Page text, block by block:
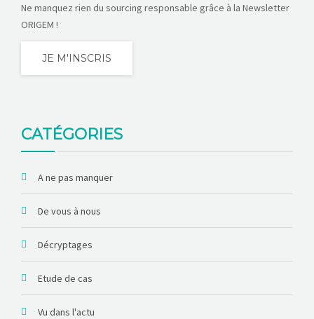
Ne manquez rien du sourcing responsable grâce à la Newsletter
ORIGEM !
JE M'INSCRIS
CATÉGORIES
A ne pas manquer
De vous à nous
Décryptages
Etude de cas
Vu dans l'actu